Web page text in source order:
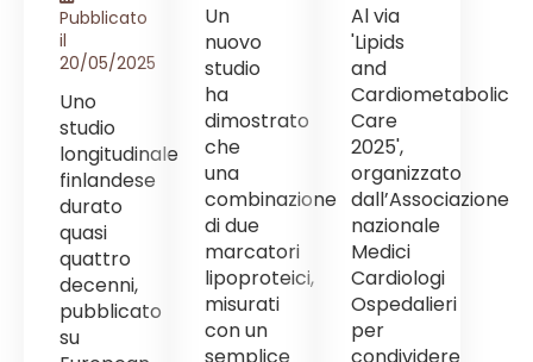
Pubblicato
il
20/05/2025
Uno
studio
longitudinale
finlandese
durato
quasi
quattro
decenni,
pubblicato
su
Un
nuovo
studio
ha
dimostrato
che
una
combinazione
di due
marcatori
lipoproteici,
misurati
con un
semplice
Al via
'Lipids
and
Cardiometabolic
Care
2025',
organizzato
dall’Associazione
nazionale
Medici
Cardiologi
Ospedalieri
per
condividere